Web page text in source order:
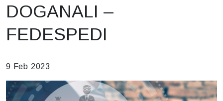
DOGANALI –
FEDESPEDI
9 Feb 2023